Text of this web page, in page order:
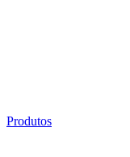
Produtos